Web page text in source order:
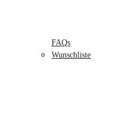
FAQs
Wunschliste